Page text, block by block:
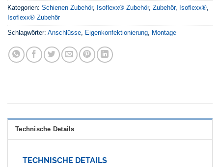
Kategorien: Schienen Zubehör, Isoflexx® Zubehör, Zubehör, Isoflexx®,
Isoflexx® Zubehör
Schlagwörter: Anschlüsse, Eigenkonfektionierung, Montage
Technische Details
TECHNISCHE DETAILS